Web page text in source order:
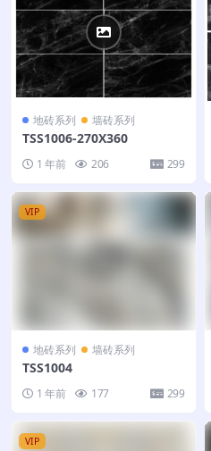
地砖系列 墙砖系列
TSS1006-270X360
1 年前 206 299
VIP
地砖系列 墙砖系列
TSS1004
1 年前 177 299
VIP